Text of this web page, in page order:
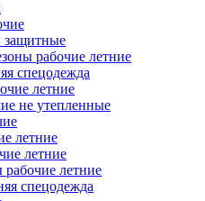
защитные
рабочие летние
спецодежда
летние
не утепленные
летние
летние
летние
спецодежда